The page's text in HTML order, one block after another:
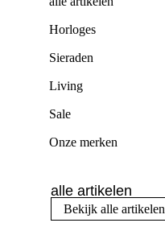
Horloges
Sieraden
Living
Sale
Onze merken
alle artikelen
Bekijk alle artikelen